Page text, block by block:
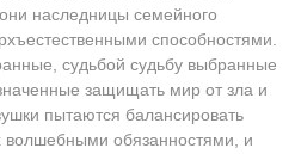
наследницы семейного
способностями.
судьбой судьбу выбранные
защищать мир от зла и
пытаются балансировать
обязанностями, и